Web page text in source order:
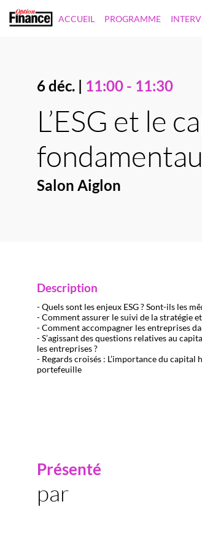
ACCUEIL PROGRAMME
6 déc. | 11:00 - 11:30
L’ESG et le
Salon Aiglon
Description
- Quels sont les enjeux ESG ? Sont-ils les
- Comment assurer le suivi de la stratégie
- Comment accompagner les entreprises
- S’agissant des questions relatives au
les entreprises ?
- Regards croisés : L’importance du
portefeuille
Présenté
par